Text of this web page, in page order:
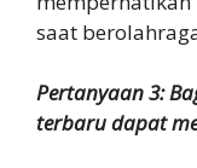
saat
Pertanyaan 3:
terbaru dapat